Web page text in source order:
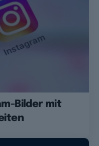
Bilder mit